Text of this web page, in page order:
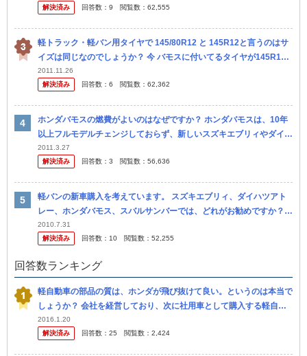
って...
解決済み
回答数： 9 閲覧数： 62,555
軽トラック・軽バン用タイヤで 145/80R12 と 145R12と言うのはサ
イズは同じなのでしょうか？ 今 バモスに付いてるタイヤが145R12 6
PR というものなんですが、145/80R1...
2011.11.26
解決済み
回答数： 6 閲覧数： 62,362
ホンダバモスの燃費がよいのはなぜですか？ ホンダバモスは、10年
以上フルモデルチェンジしておらず、新しいスズキエブリィやダイハ
ツアトレーワゴンより車重も重いのに、カタログ燃費でも優れ、e燃
費など...
2011.3.27
解決済み
回答数： 3 閲覧数： 56,636
軽バンの新車購入を考えています。 スズキエブリィ、ダイハツアト
レー、ホンダバモス、スバルサンバーでは、どれがお勧めですか？
商用ではなく、遠出は滅多にしませんが、ターボとか必要ですか？
2010.7.31
解決済み
回答数： 10 閲覧数： 52,255
回答数ランキング
軽自動車の部品の質は、ホンダが飛び抜けて良い。というのは本当で
しょうか？ 会社を経営しており、次に社用車として購入する軽自動
車を検討しております。 付き合いのある自動車修理工場の方にどの
メーカー...
2016.1.20
解決済み
回答数： 25 閲覧数： 2,424